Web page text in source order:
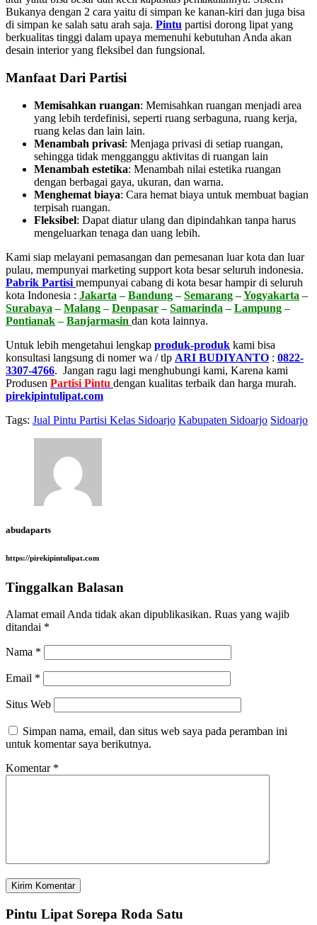
Bukanya dengan 2 cara yaitu di simpan ke kanan-kiri dan juga bisa
di simpan ke salah satu arah saja. Pintu partisi dorong lipat yang
berkualitas tinggi dalam upaya memenuhi kebutuhan Anda akan
desain interior yang fleksibel dan fungsional.
Manfaat Dari Partisi
Memisahkan ruangan: Memisahkan ruangan menjadi area
yang lebih terdefinisi, seperti ruang serbaguna, ruang kerja,
ruang kelas dan lain lain.
Menambah privasi: Menjaga privasi di setiap ruangan,
sehingga tidak mengganggu aktivitas di ruangan lain
Menambah estetika: Menambah nilai estetika ruangan
dengan berbagai gaya, ukuran, dan warna.
Menghemat biaya: Cara hemat biaya untuk membuat bagian
terpisah ruangan.
Fleksibel: Dapat diatur ulang dan dipindahkan tanpa harus
mengeluarkan tenaga dan uang lebih.
Kami siap melayani pemasangan dan pemesanan luar kota dan luar
pulau, mempunyai marketing support kota besar seluruh indonesia.
Pabrik Partisi mempunyai cabang di kota besar hampir di seluruh
kota Indonesia : Jakarta –Bandung–Semarang–Yogyakarta –
Surabaya –Malang–Denpasar–Samarinda –Lampung–
Pontianak–Banjarmasin dan kota lainnya.
Untuk lebih mengetahui lengkap produk-produk kami bisa
konsultasi langsung di nomer wa / tlp ARI BUDIYANTO : 0822-
3307-4766. Jangan ragu lagi menghubungi kami, Karena kami
Produsen Partisi Pintu dengan kualitas terbaik dan harga murah.
pirekipintulipat.com
Tags: Jual Pintu Partisi Kelas Sidoarjo Kabupaten Sidoarjo Sidoarjo
abudaparts
https://pirekipintulipat.com
Tinggalkan Balasan
Alamat email Anda tidak akan dipublikasikan. Ruas yang wajib
ditandai *
Nama *
Email *
Situs Web
Simpan nama, email, dan situs web saya pada peramban ini
untuk komentar saya berikutnya.
Komentar *
Pintu Lipat Sorepa Roda Satu